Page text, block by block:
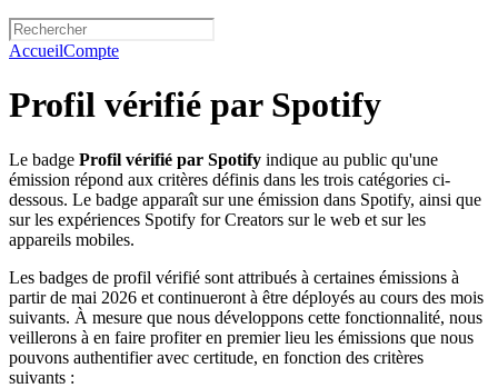
AccueilCompte
Profil vérifié par Spotify
Le badge Profil vérifié par Spotify indique au public qu'une
émission répond aux critères définis dans les trois catégories ci-
dessous. Le badge apparaît sur une émission dans Spotify, ainsi que
sur les expériences Spotify for Creators sur le web et sur les
appareils mobiles.
Les badges de profil vérifié sont attribués à certaines émissions à
partir de mai 2026 et continueront à être déployés au cours des mois
suivants. À mesure que nous développons cette fonctionnalité, nous
veillerons à en faire profiter en premier lieu les émissions que nous
pouvons authentifier avec certitude, en fonction des critères
suivants :